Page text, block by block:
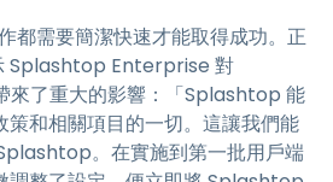
都需要簡潔快速才能取得成功。正
Splashtop Enterprise 對
了重大的影響：「Splashtop 能
策和相關項目的一切。這讓我們能
。在實施到第一批用戶端